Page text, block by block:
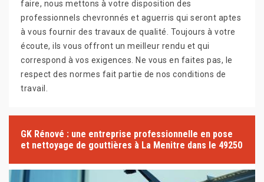
faire, nous mettons à votre disposition des
professionnels chevronnés et aguerris qui seront aptes
à vous fournir des travaux de qualité. Toujours à votre
écoute, ils vous offront un meilleur rendu et qui
correspond à vos exigences. Ne vous en faites pas, le
respect des normes fait partie de nos conditions de
travail.
GK Rénové : une entreprise professionnelle en pose
et nettoyage de gouttières à La Menitre dans le 49250